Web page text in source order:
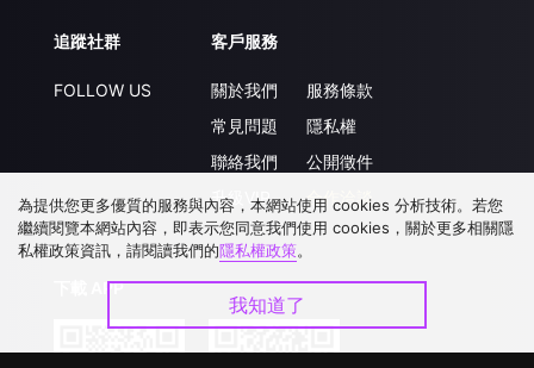
追蹤社群
FOLLOW US
客戶服務
關於我們
常見問題
聯絡我們
升級VIP
服務條款
隱私權
公開徵件
合作洽談
下載 APP
為提供您更多優質的服務與內容，本網站使用 cookies 分析技術。若您
繼續閱覽本網站內容，即表示您同意我們使用 cookies，關於更多相關隱
私權政策資訊，請閱讀我們的隱私權政策。
我知道了